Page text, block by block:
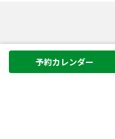
予約カレンダー